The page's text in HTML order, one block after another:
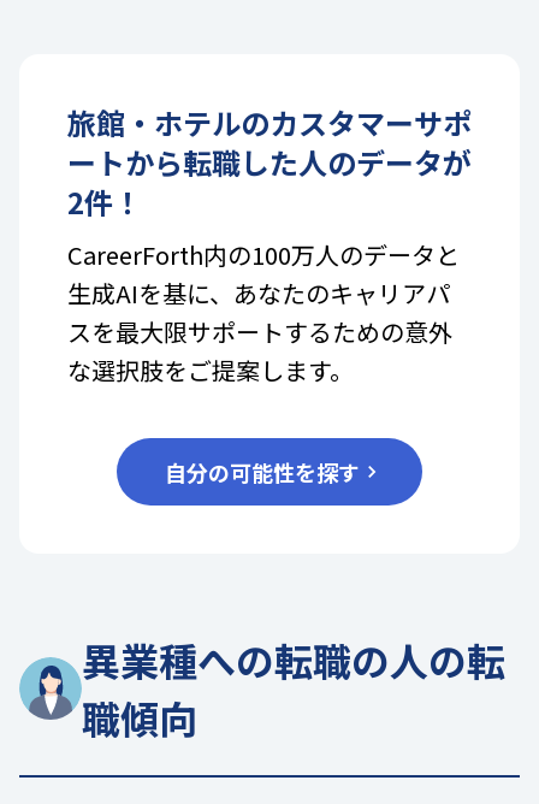
旅館・ホテルのカスタマーサポ
ートから転職した人のデータが
2件！
CareerForth内の100万人のデータと
生成AIを基に、あなたのキャリアパ
スを最大限サポートするための意外
な選択肢をご提案します。
自分の可能性を探す
異業種への転職の人の転
職傾向